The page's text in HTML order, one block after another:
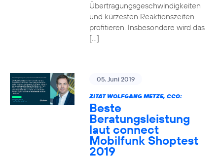
Übertragungsgeschwindigkeiten
und kürzesten Reaktionszeiten
profitieren. Insbesondere wird das
[…]
05. Juni 2019
ZITAT WOLFGANG METZE, CCO:
Beste
Beratungsleistung
laut connect
Mobilfunk Shoptest
2019